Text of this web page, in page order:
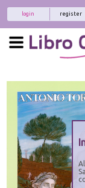
register
login